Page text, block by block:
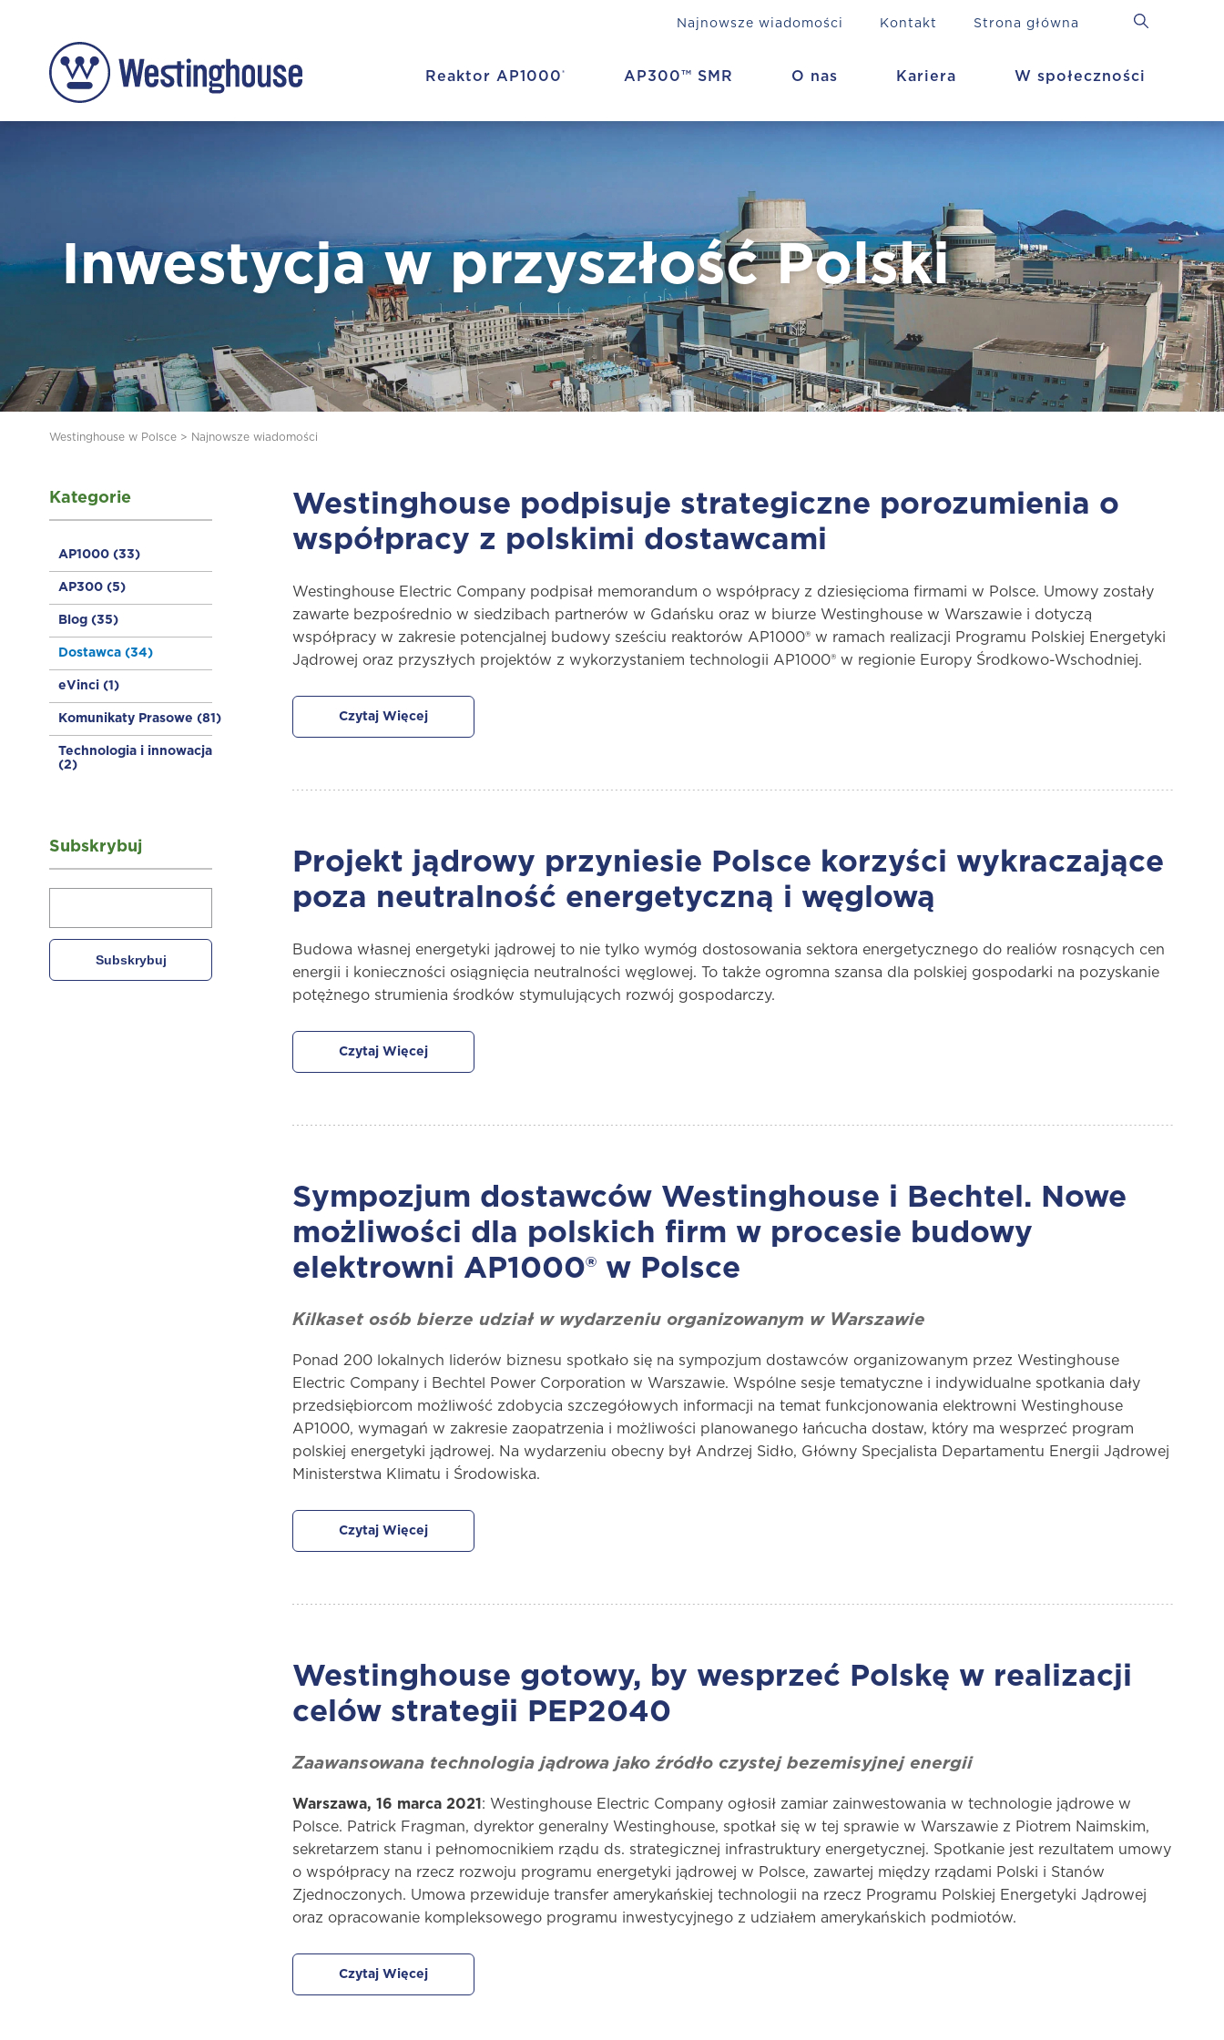
Najnowsze wiadomości Kontakt Strona główna
W społeczności
Kariera
O nas
AP300™ SMR
Reaktor AP1000®
Inwestycja w przyszłość Polski
Westinghouse w Polsce> Najnowsze wiadomości
Kategorie
AP1000 (33)
AP300 (5)
Blog (35)
Dostawca (34)
eVinci (1)
Komunikaty Prasowe (81)
Technologia i innowacja
(2)
Subskrybuj
Westinghouse podpisuje strategiczne porozumienia o
współpracy z polskimi dostawcami
Westinghouse Electric Company podpisał memorandum o współpracy z dziesięcioma firmami w Polsce. Umowy zostały
zawarte bezpośrednio w siedzibach partnerów w Gdańsku oraz w biurze Westinghouse w Warszawie i dotyczą
współpracy w zakresie potencjalnej budowy sześciu reaktorów AP1000® w ramach realizacji Programu Polskiej Energetyki
Jądrowej oraz przyszłych projektów z wykorzystaniem technologii AP1000® w regionie Europy Środkowo-Wschodniej.
Czytaj Więcej
Projekt jądrowy przyniesie Polsce korzyści wykraczające
poza neutralność energetyczną i węglową
Budowa własnej energetyki jądrowej to nie tylko wymóg dostosowania sektora energetycznego do realiów rosnących cen
energii i konieczności osiągnięcia neutralności węglowej. To także ogromna szansa dla polskiej gospodarki na pozyskanie
potężnego strumienia środków stymulujących rozwój gospodarczy.
Czytaj Więcej
Sympozjum dostawców Westinghouse i Bechtel. Nowe
możliwości dla polskich firm w procesie budowy
elektrowni AP1000® w Polsce
Kilkaset osób bierze udział w wydarzeniu organizowanym w Warszawie
Ponad 200 lokalnych liderów biznesu spotkało się na sympozjum dostawców organizowanym przez Westinghouse
Electric Company i Bechtel Power Corporation w Warszawie. Wspólne sesje tematyczne i indywidualne spotkania dały
przedsiębiorcom możliwość zdobycia szczegółowych informacji na temat funkcjonowania elektrowni Westinghouse
AP1000, wymagań w zakresie zaopatrzenia i możliwości planowanego łańcucha dostaw, który ma wesprzeć program
polskiej energetyki jądrowej. Na wydarzeniu obecny był Andrzej Sidło, Główny Specjalista Departamentu Energii Jądrowej
Ministerstwa Klimatu i Środowiska.
Czytaj Więcej
Westinghouse gotowy, by wesprzeć Polskę w realizacji
celów strategii PEP2040
Zaawansowana technologia jądrowa jako źródło czystej bezemisyjnej energii
Warszawa, 16 marca 2021 : Westinghouse Electric Company ogłosił zamiar zainwestowania w technologie jądrowe w
Polsce. Patrick Fragman, dyrektor generalny Westinghouse, spotkał się w tej sprawie w Warszawie z Piotrem Naimskim,
sekretarzem stanu i pełnomocnikiem rządu ds. strategicznej infrastruktury energetycznej. Spotkanie jest rezultatem umowy
o współpracy na rzecz rozwoju programu energetyki jądrowej w Polsce, zawartej między rządami Polski i Stanów
Zjednoczonych. Umowa przewiduje transfer amerykańskiej technologii na rzecz Programu Polskiej Energetyki Jądrowej
oraz opracowanie kompleksowego programu inwestycyjnego z udziałem amerykańskich podmiotów.
Czytaj Więcej